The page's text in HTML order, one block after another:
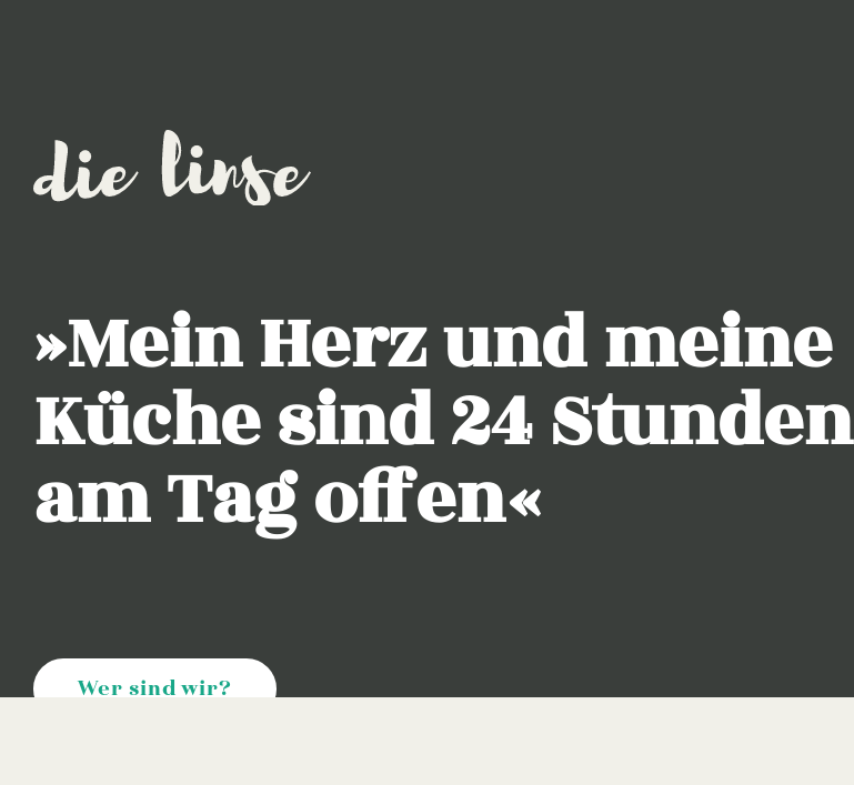
»Mein Herz und meine
Küche sind 24 Stunden
am Tag offen«
Wer sind wir?